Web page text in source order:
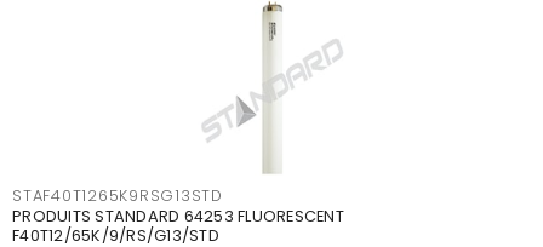
STAF40T1265K9RSG13STD
PRODUITS STANDARD 64253 FLUORESCENT
F40T12/65K/9/RS/G13/STD